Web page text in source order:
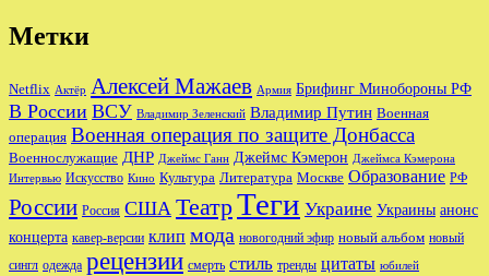
Метки
Netflix Актёр Алексей Мажаев Армия Брифинг Минобороны РФ
В России ВСУ Владимир Зеленский Владимир Путин Военная
операция Военная операция по защите Донбасса
Военнослужащие ДНР Джеймс Ганн Джеймс Кэмерон Джеймса Кэмерона
Интервью Искусство Кино Культура Литература Москве Образование РФ
России Россия США ТеатрТеги Украине Украины анонс
концерта кавер-версии клип мода новогодний эфир новый альбом новый
сингл одежда рецензии смерть стиль тренды цитаты юбилей